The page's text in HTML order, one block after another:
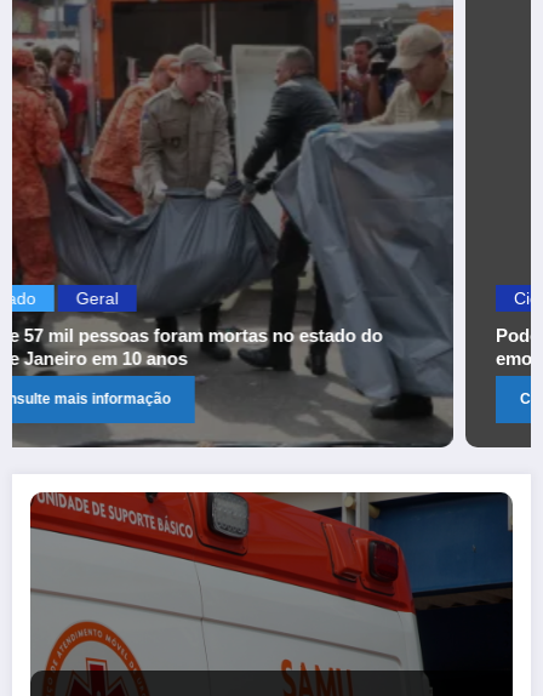
do
Cidades Geral
Podcast “Vozes que Transformam” segue
emocionando com histórias inspiradoras de
mulheres de Itaperuna
Consulte mais informação
SAMU do Noroeste Fluminense será inaugurado nesta sexta-feira (20)